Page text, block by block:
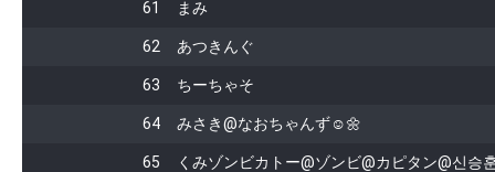
61 まみ
62 あつきんぐ
63 ちーちゃそ
64 みさき@なおちゃんず☺️🌼
65 くみゾンビカトー@ゾンビ@カピタン@신승